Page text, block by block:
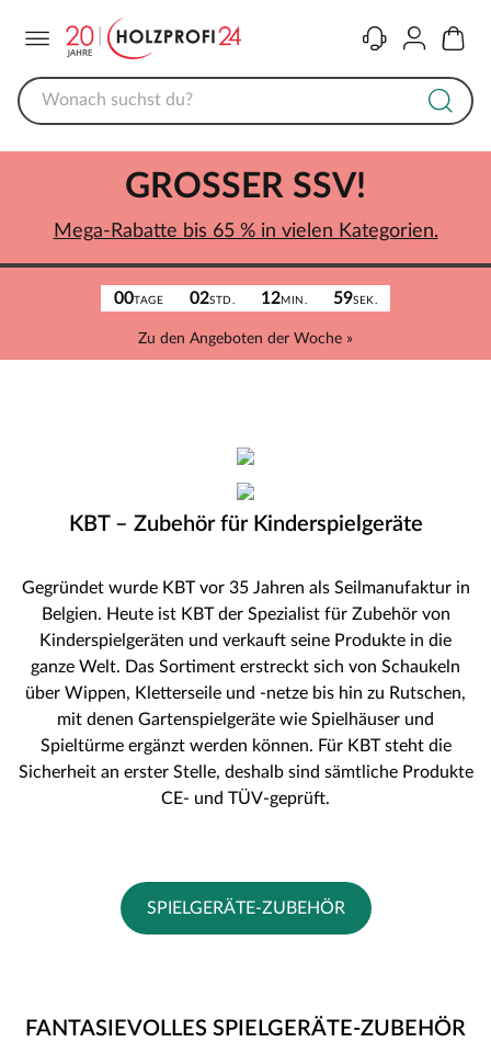
KontaktKonto
00TAGE 02STD. 12MIN. 59SEK.
Zu den Angeboten der Woche »
GROSSER SSV!
Mega-Rabatte bis 65 % in vielen Kategorien.
KBT – Zubehör für Kinderspielgeräte
Gegründet wurde KBT vor 35 Jahren als Seilmanufaktur in
Belgien. Heute ist KBT der Spezialist für Zubehör von
Kinderspielgeräten und verkauft seine Produkte in die
ganze Welt. Das Sortiment erstreckt sich von Schaukeln
über Wippen, Kletterseile und -netze bis hin zu Rutschen,
mit denen Gartenspielgeräte wie Spielhäuser und
Spieltürme ergänzt werden können. Für KBT steht die
Sicherheit an erster Stelle, deshalb sind sämtliche Produkte
CE- und TÜV-geprüft.
SPIELGERÄTE-ZUBEHÖR
FANTASIEVOLLES SPIELGERÄTE-ZUBEHÖR